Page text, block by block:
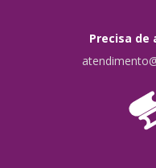
Precisa de